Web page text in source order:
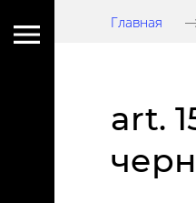
Главная
art.